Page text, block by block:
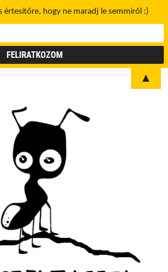
értesítőre, hogy ne maradj le semmiről :)
▲